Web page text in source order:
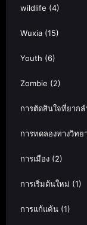
wildlife (4)
Wuxia (15)
Youth (6)
Zombie (2)
การตัดสินใจที่ยากล
การทดลองทางวิทย
การเมือง (2)
การเริ่มต้นใหม่ (1)
การแก้แค้น (1)